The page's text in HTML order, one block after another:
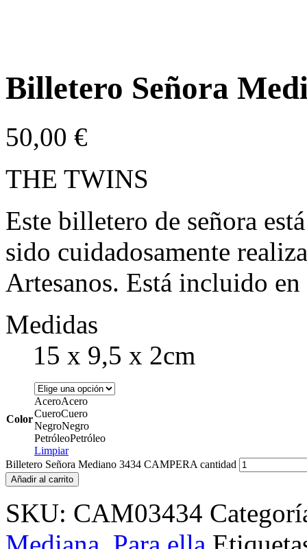
Billetero Señora
50,00 €
THE TWINS
Este billetero de señora
sido cuidadosamente
Artesanos. Está incluido
Medidas
15 x 9,5 x 2cm
Color
AceroAcero
CueroCuero
NegroNegro
PetróleoPetróleo
Limpiar
Billetero Señora Mediano 3434 CAMPERA cantidad
Añadir al carrito
SKU: CAM03434